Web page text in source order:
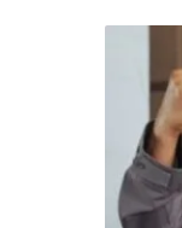
untuk
Listyo
Sigit